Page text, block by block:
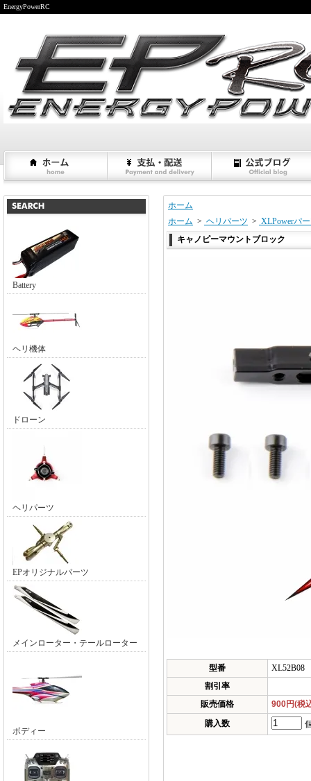
EnergyPowerRC
Battery
ヘリ機体
ドローン
ヘリパーツ
EPオリジナルパーツ
メインローター・テールローター
ボディー
ホーム
ホーム > ヘリパーツ > XLPowerパ
キャノピーマウントブロック
型番
XL52B08
割引率
販売価格
900円(税
購入数